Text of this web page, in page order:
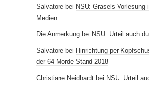
Salvatore bei NSU: Grasels Vorlesung
Medien
Die Anmerkung bei NSU: Urteil auch
Salvatore bei Hinrichtung per
der 64 Morde Stand 2018
Christiane Neidhardt bei NSU: Urteil